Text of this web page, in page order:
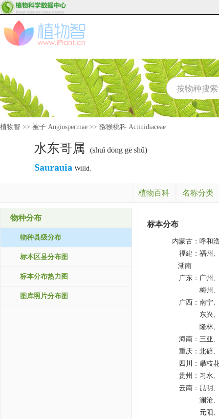
植物智 >> 被子 Angiospermae >> 猕猴桃科 Actinidiaceae
水东哥属 (shuǐ dōng gē shǔ)
Saurauia Willd.
植物百科 名称分类
物种分布
物种县级分布
标本区县分布图
标本分布热力图
图库照片分布图
标本分布
内蒙古： 呼和
福建： 福州
湖南
广东： 广州
梅州
广西： 南宁
东兴
隆林
海南： 三亚
重庆： 北碚
四川： 攀枝
贵州： 习水
云南： 昆明
澜沧
元阳